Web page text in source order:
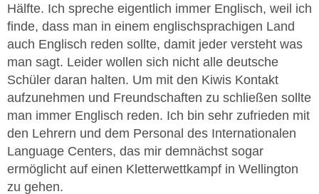
Hälfte. Ich spreche eigentlich immer Englisch, weil ich
finde, dass man in einem englischsprachigen Land
auch Englisch reden sollte, damit jeder versteht was
man sagt. Leider wollen sich nicht alle deutsche
Schüler daran halten. Um mit den Kiwis Kontakt
aufzunehmen und Freundschaften zu schließen sollte
man immer Englisch reden. Ich bin sehr zufrieden mit
den Lehrern und dem Personal des Internationalen
Language Centers, das mir demnächst sogar
ermöglicht auf einen Kletterwettkampf in Wellington
zu gehen.